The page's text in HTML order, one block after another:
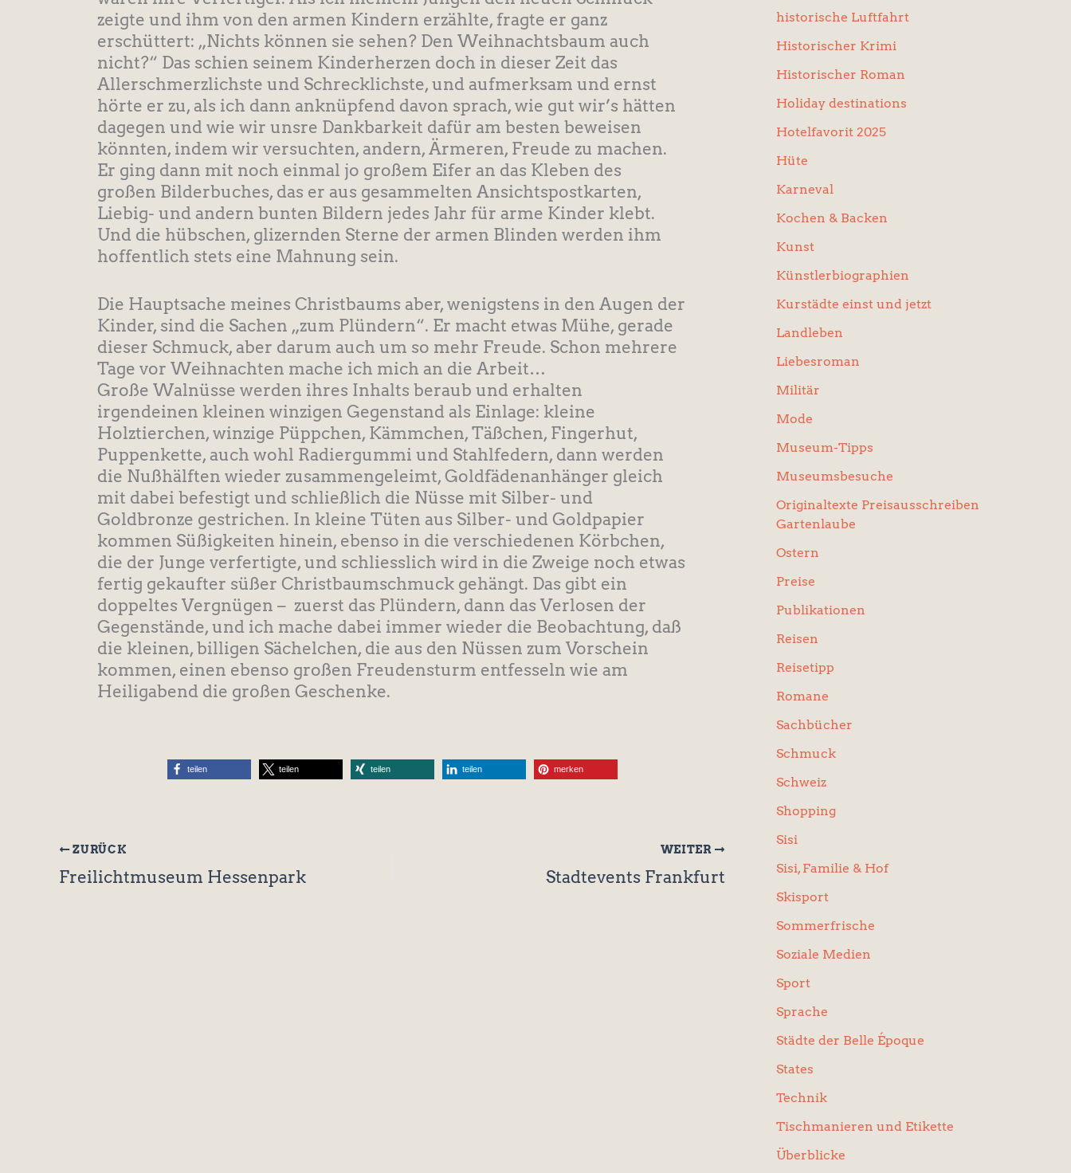
zeigte und ihm von den armen Kindern erzählte, fragte er ganz
erschüttert: „Nichts können sie sehen? Den Weihnachtsbaum auch
nicht?“ Das schien seinem Kinderherzen doch in dieser Zeit das
Allerschmerzlichste und Schrecklichste, und aufmerksam und ernst
hörte er zu, als ich dann anknüpfend davon sprach, wie gut wir’s hätten
dagegen und wie wir unsre Dankbarkeit dafür am besten beweisen
könnten, indem wir versuchten, andern, Ärmeren, Freude zu machen.
Er ging dann mit noch einmal jo großem Eifer an das Kleben des
großen Bilderbuches, das er aus gesammelten Ansichtspostkarten,
Liebig- und andern bunten Bildern jedes Jahr für arme Kinder klebt.
Und die hübschen, glizernden Sterne der armen Blinden werden ihm
hoffentlich stets eine Mahnung sein.
Die Hauptsache meines Christbaums aber, wenigstens in den Augen der
Kinder, sind die Sachen „zum Plündern“. Er macht etwas Mühe, gerade
dieser Schmuck, aber darum auch um so mehr Freude. Schon mehrere
Tage vor Weihnachten mache ich mich an die Arbeit…
Große Walnüsse werden ihres Inhalts beraub und erhalten
irgendeinen kleinen winzigen Gegenstand als Einlage: kleine
Holztierchen, winzige Püppchen, Kämmchen, Täßchen, Fingerhut,
Puppenkette, auch wohl Radiergummi und Stahlfedern, dann werden
die Nußhälften wieder zusammengeleimt, Goldfädenanhänger gleich
mit dabei befestigt und schließlich die Nüsse mit Silber- und
Goldbronze gestrichen. In kleine Tüten aus Silber- und Goldpapier
kommen Süßigkeiten hinein, ebenso in die verschiedenen Körbchen,
die der Junge verfertigte, und schliesslich wird in die Zweige noch etwas
fertig gekaufter süßer Christbaumschmuck gehängt. Das gibt ein
doppeltes Vergnügen – zuerst das Plündern, dann das Verlosen der
Gegenstände, und ich mache dabei immer wieder die Beobachtung, daß
die kleinen, billigen Sächelchen, die aus den Nüssen zum Vorschein
kommen, einen ebenso großen Freudensturm entfesseln wie am
Heiligabend die großen Geschenke.
teilen teilen teilen teilen merken
ZURÜCK
Freilichtmuseum Hessenpark
WEITER
Stadtevents Frankfurt
historische Luftfahrt
Historischer Krimi
Historischer Roman
Holiday destinations
Hotelfavorit 2025
Hüte
Karneval
Kochen & Backen
Kunst
Künstlerbiographien
Kurstädte einst und jetzt
Landleben
Liebesroman
Militär
Mode
Museum-Tipps
Museumsbesuche
Originaltexte Preisausschreiben
Gartenlaube
Ostern
Preise
Publikationen
Reisen
Reisetipp
Romane
Sachbücher
Schmuck
Schweiz
Shopping
Sisi
Sisi, Familie & Hof
Skisport
Sommerfrische
Soziale Medien
Sport
Sprache
Städte der Belle Époque
States
Technik
Tischmanieren und Etikette
Überblicke